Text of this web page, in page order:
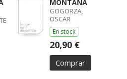
MONTAÑA
GOGORZA,
OSCAR
En stock
20,90 €
Comprar